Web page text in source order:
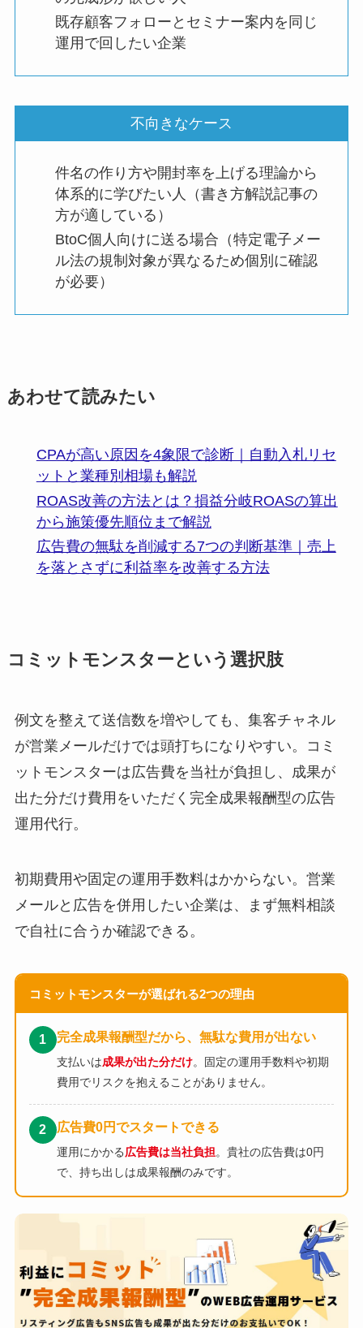
既存顧客フォローとセミナー案内を同じ
運用で回したい企業
不向きなケース
件名の作り方や開封率を上げる理論から
体系的に学びたい人（書き方解説記事の
方が適している）
BtoC個人向けに送る場合（特定電子メー
ル法の規制対象が異なるため個別に確認
が必要）
あわせて読みたい
CPAが高い原因を4象限で診断｜自動入札リセ
ットと業種別相場も解説
ROAS改善の方法とは？損益分岐ROASの算出
から施策優先順位まで解説
広告費の無駄を削減する7つの判断基準｜売上
を落とさずに利益率を改善する方法
コミットモンスターという選択肢
例文を整えて送信数を増やしても、集客チャネル
が営業メールだけでは頭打ちになりやすい。コミ
ットモンスターは広告費を当社が負担し、成果が
出た分だけ費用をいただく完全成果報酬型の広告
運用代行。
初期費用や固定の運用手数料はかからない。営業
メールと広告を併用したい企業は、まず無料相談
で自社に合うか確認できる。
コミットモンスターが選ばれる2つの理由
1 完全成果報酬型だから、無駄な費用が出ない
支払いは成果が出た分だけ。固定の運用手数料や初期
費用でリスクを抱えることがありません。
2 広告費0円でスタートできる
運用にかかる広告費は当社負担。貴社の広告費は0円
で、持ち出しは成果報酬のみです。